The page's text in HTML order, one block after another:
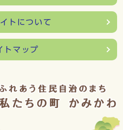
トについて
トマップ